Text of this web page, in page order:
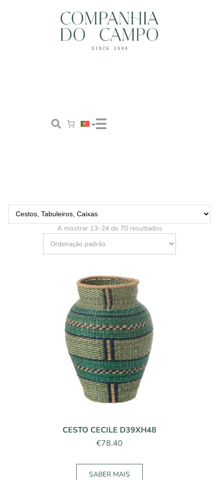
A mostrar 13–24 de 70 resultados
CESTO CECILE D39XH48
€78.40
SABER MAIS